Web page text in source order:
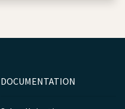
DOCUMENTATION